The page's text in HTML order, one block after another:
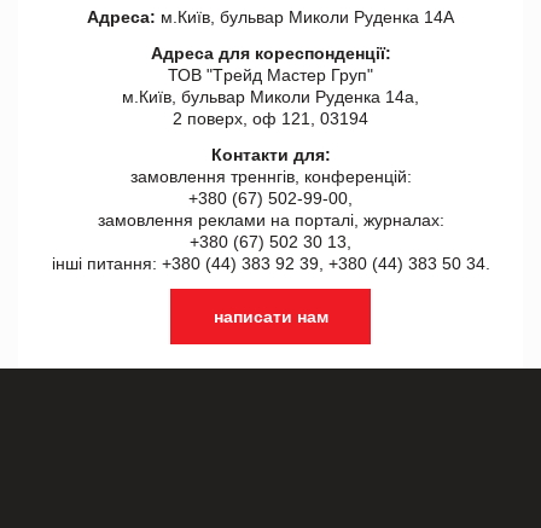
Адреса: м.Київ, бульвар Миколи Руденка 14А
Адреса для кореспонденції:
ТОВ "Tрейд Мастер Груп"
м.Київ, бульвар Миколи Руденка 14а,
2 поверх, оф 121, 03194
Контакти для:
замовлення треннгів, конференцій:
+380 (67) 502-99-00,
замовлення реклами на порталі, журналах:
+380 (67) 502 30 13,
інші питання: +380 (44) 383 92 39, +380 (44) 383 50 34.
написати нам